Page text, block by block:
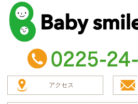
baby smile
TEL：0225-24-8304
アクセス